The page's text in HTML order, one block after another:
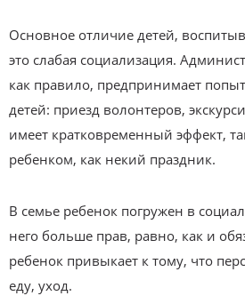
Основное отличие детей,
это слабая социализация.
как правило, предпринимает
детей: приезд волонтеров,
имеет кратковременный эффект,
ребенком, как некий праздник.
В семье ребенок погружен в
него больше прав, равно, как и
ребенок привыкает к тому, что
еду, уход.